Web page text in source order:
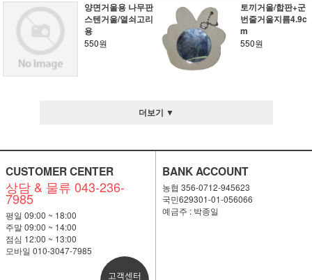
양면거울용 나무판
스텐거울/열쇠고리
용
550원
토끼거울/합판+군
번줄거울지름4.9c
m
550원
더보기 ▼
CUSTOMER CENTER
상담 & 물류 043-236-
7985
평일 09:00 ~ 18:00
주말 09:00 ~ 14:00
점심 12:00 ~ 13:00
모바일 010-3047-7985
고객센터
BANK ACCOUNT
농협 356-0712-945623
국민629301-01-056066
예금주 : 박종일